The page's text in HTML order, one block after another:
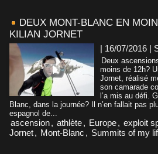
DEUX MONT-BLANC EN
KILIAN JORNET
| 16/07/2016 |
Deux
moins de 12h?
Jornet, réalisé
son camarade
l’a mis au défi.
Blanc, dans la journée? Il n’en fallait pas
espagnol de...
ascension, athlète, Europe, exploit
Jornet, Mont-Blanc , Summits of my